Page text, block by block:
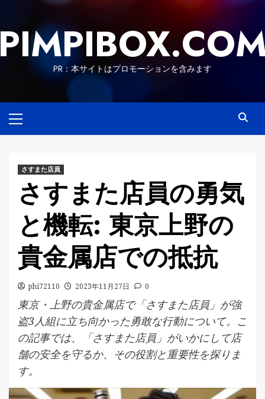
content
PR：本サイトはプロモーションを含みます
Menu
さすまた店員
さすまた店員の勇気
と機転: 東京上野の
貴金属店での抵抗
phi72110 2023年11月27日 0
東京・上野の貴金属店で「さすまた店員」が強
盗3人組に立ち向かった勇敢な行動について。こ
の記事では、「さすまた店員」がいかにして店
舗の安全を守るか、その役割と重要性を探りま
す。